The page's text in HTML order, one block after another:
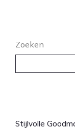
Zoeken
Stijlvolle